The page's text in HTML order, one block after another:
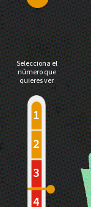
Selecciona el
número que
quieres ver